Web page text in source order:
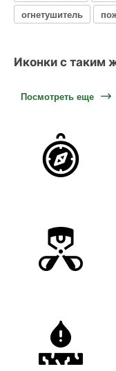
огнетушитель
Иконки с таким
Посмотреть еще